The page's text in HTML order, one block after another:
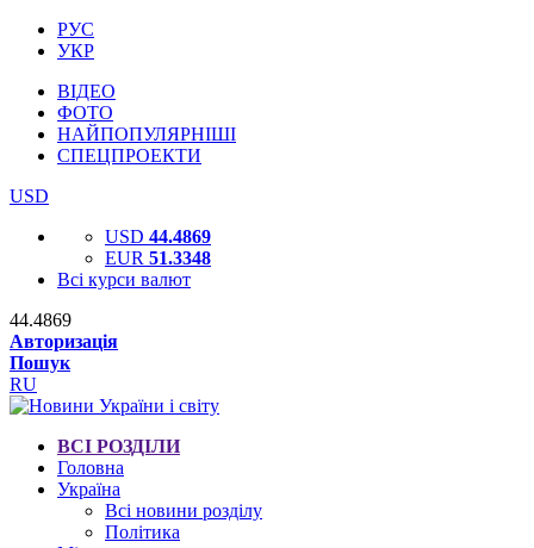
РУС
УКР
ВІДЕО
ФОТО
НАЙПОПУЛЯРНІШІ
СПЕЦПРОЕКТИ
USD
USD 44.4869
EUR 51.3348
Всі курси валют
44.4869
Авторизація
Пошук
RU
ВСІ РОЗДІЛИ
Головна
Україна
Всі новини розділу
Політика